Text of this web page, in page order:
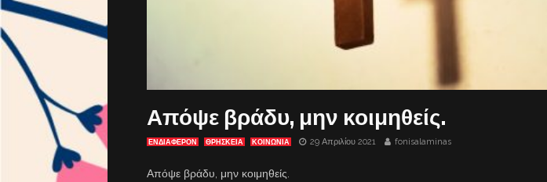
Απόψε βράδυ, μην κοιμηθείς.
ΕΝΔΙΑΦΈΡΟΝ ΘΡΗΣΚΕΙΑ ΚΟΙΝΩΝΙΑ 29 Απριλίου 2021 fonisalaminas
Απόψε βράδυ, μην κοιμηθείς.